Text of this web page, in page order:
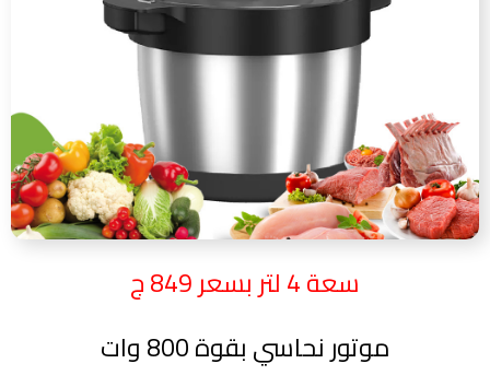
سعة 4 لتر بسعر 849 ج
موتور نحاسي بقوة 800 وات